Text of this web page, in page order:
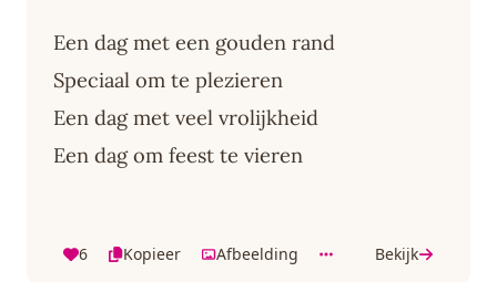
Een dag met een gouden rand
Speciaal om te plezieren
Een dag met veel vrolijkheid
Een dag om feest te vieren
6 Kopieer Afbeelding Bekijk